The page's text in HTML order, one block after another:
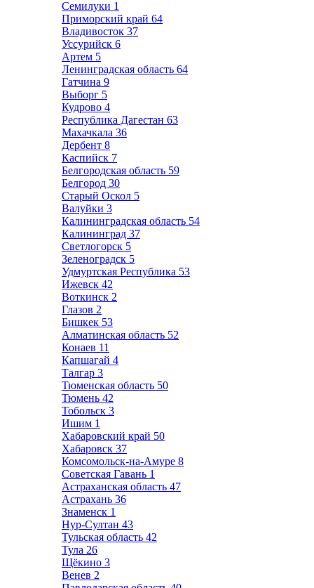
Семилуки 1
Приморский край 64
Владивосток 37
Уссурийск 6
Артем 5
Ленинградская область 64
Гатчина 9
Выборг 5
Кудрово 4
Республика Дагестан 63
Махачкала 36
Дербент 8
Каспийск 7
Белгородская область 59
Белгород 30
Старый Оскол 5
Валуйки 3
Калининградская область 54
Калининград 37
Светлогорск 5
Зеленоградск 5
Удмуртская Республика 53
Ижевск 42
Воткинск 2
Глазов 2
Бишкек 53
Алматинская область 52
Конаев 11
Капшагай 4
Талгар 3
Тюменская область 50
Тюмень 42
Тобольск 3
Ишим 1
Хабаровский край 50
Хабаровск 37
Комсомольск-на-Амуре 8
Советская Гавань 1
Астраханская область 47
Астрахань 36
Знаменск 1
Нур-Султан 43
Тульская область 42
Тула 26
Щёкино 3
Венев 2